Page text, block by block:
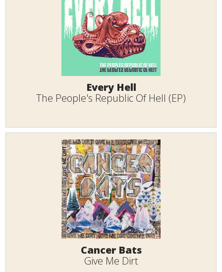
Every Hell
The People's Republic Of Hell (EP)
Cancer Bats
Give Me Dirt